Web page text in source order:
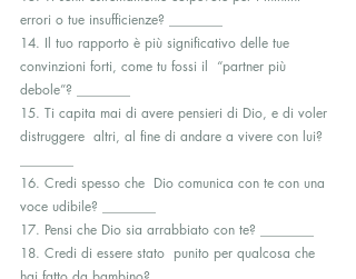
errori o tue insufficienze? ________
14. Il tuo rapporto è più significativo delle tue
convinzioni forti, come tu fossi il  “partner più
debole”? ________
15. Ti capita mai di avere pensieri di Dio, e di voler
distruggere  altri, al fine di andare a vivere con lui?
16. Credi spesso che  Dio comunica con te con una
voce udibile? ________
17. Pensi che Dio sia arrabbiato con te? ________
18. Credi di essere stato  punito per qualcosa che